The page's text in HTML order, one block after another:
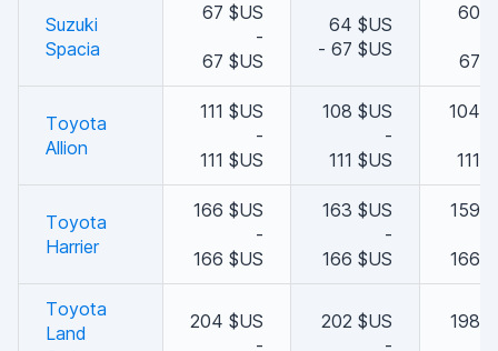
Suzuki
Spacia
67 $US
-
67 $US
64 $US
- 67 $US
60
67
Toyota
Allion
111 $US
-
111 $US
108 $US
-
111 $US
104
111
Toyota
Harrier
166 $US
-
166 $US
163 $US
-
166 $US
159
166
Toyota
Land
204 $US
-
202 $US
-
198